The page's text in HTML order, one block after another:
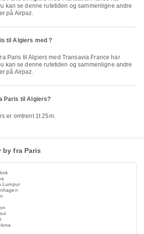
kan se denne rutetiden og sammenligne andre
på Airpaz.
til Algiers med ?
kan se denne rutetiden og sammenligne andre
på Airpaz.
Paris til Algiers?
er omtrent 1t 25m.
fra Paris
Lumpur